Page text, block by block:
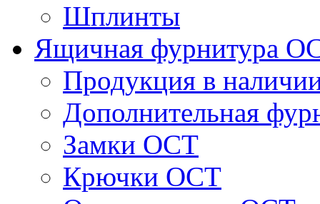
Шплинты
Ящичная фурнитура
Продукция в
Дополнительная
Замки ОСТ
Крючки ОСТ